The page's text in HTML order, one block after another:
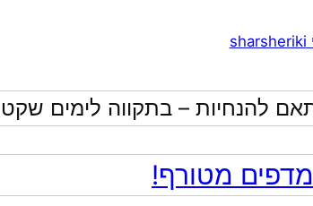
להנחיות – בתקווה לימים
מדפים מטורף!